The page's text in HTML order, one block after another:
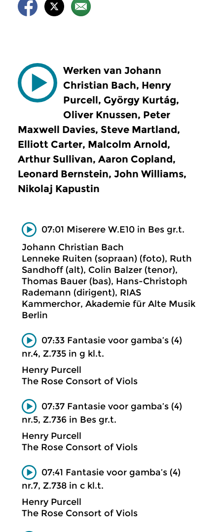
Werken van Johann
Christian Bach, Henry
Purcell, György Kurtág,
Oliver Knussen, Peter
Maxwell Davies, Steve Martland,
Elliott Carter, Malcolm Arnold,
Arthur Sullivan, Aaron Copland,
Leonard Bernstein, John Williams,
Nikolaj Kapustin
07:01 Miserere W.E10 in Bes gr.t.
Johann Christian Bach
Lenneke Ruiten (sopraan) (foto), Ruth
Sandhoff (alt), Colin Balzer (tenor),
Thomas Bauer (bas), Hans-Christoph
Rademann (dirigent), RIAS
Kammerchor, Akademie für Alte Musik
Berlin
07:33 Fantasie voor gamba’s (4)
nr.4, Z.735 in g kl.t.
Henry Purcell
The Rose Consort of Viols
07:37 Fantasie voor gamba’s (4)
nr.5, Z.736 in Bes gr.t.
Henry Purcell
The Rose Consort of Viols
07:41 Fantasie voor gamba’s (4)
nr.7, Z.738 in c kl.t.
Henry Purcell
The Rose Consort of Viols